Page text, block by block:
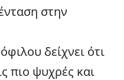
στην
δείχνει ότι
πιο ψυχρές και